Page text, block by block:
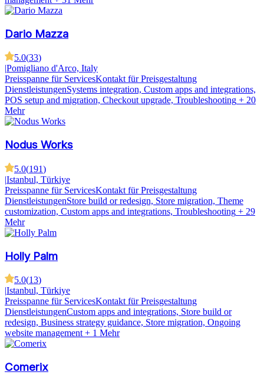
Dario Mazza
5.0(33)
Pomigliano d'Arco, Italy
Preisspanne für ServicesKontakt für Preisgestaltung
DienstleistungenSystems integration, Custom apps and integrations,
POS setup and migration, Checkout upgrade, Troubleshooting + 20
Mehr
Nodus Works
5.0(191)
|Istanbul, Türkiye
Preisspanne für ServicesKontakt für Preisgestaltung
DienstleistungenStore build or redesign, Store migration, Theme
customization, Custom apps and integrations, Troubleshooting + 29
Mehr
Holly Palm
5.0(13)
|Istanbul, Türkiye
Preisspanne für ServicesKontakt für Preisgestaltung
DienstleistungenCustom apps and integrations, Store build or
redesign, Business strategy guidance, Store migration, Ongoing
website management + 1 Mehr
Comerix